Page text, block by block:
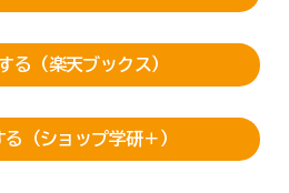
る（楽天ブックス）
（ショップ学研＋）